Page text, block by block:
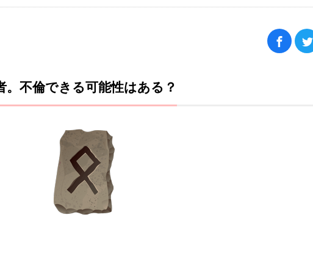
不倫できる可能性はある？